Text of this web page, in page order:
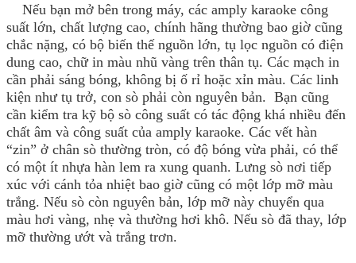
Nếu bạn mở bên trong máy, các amply karaoke công
suất lớn, chất lượng cao, chính hãng thường bao giờ cũng
chắc nặng, có bộ biến thế nguồn lớn, tụ lọc nguồn có điện
dung cao, chữ in màu nhũ vàng trên thân tụ. Các mạch in
cần phải sáng bóng, không bị ố rỉ hoặc xỉn màu. Các linh
kiện như tụ trở, con sò phải còn nguyên bản. Bạn cũng
cần kiểm tra kỹ bộ sò công suất có tác động khá nhiều đến
chất âm và công suất của amply karaoke. Các vết hàn
“zin” ở chân sò thường tròn, có độ bóng vừa phải, có thể
có một ít nhựa hàn lem ra xung quanh. Lưng sò nơi tiếp
xúc với cánh tỏa nhiệt bao giờ cũng có một lớp mỡ màu
trắng. Nếu sò còn nguyên bản, lớp mỡ này chuyển qua
màu hơi vàng, nhẹ và thường hơi khô. Nếu sò đã thay, lớp
mỡ thường ướt và trắng trơn.